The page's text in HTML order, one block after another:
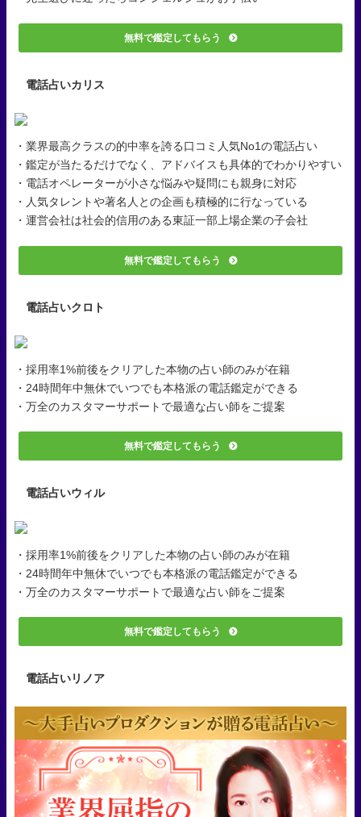
無料で鑑定してもらう
電話占いカリス
・業界最高クラスの的中率を誇る口コミ人気No1の電話占い
・鑑定が当たるだけでなく、アドバイスも具体的でわかりやすい
・電話オペレーターが小さな悩みや疑問にも親身に対応
・人気タレントや著名人との企画も積極的に行なっている
・運営会社は社会的信用のある東証一部上場企業の子会社
無料で鑑定してもらう
電話占いクロト
・採用率1%前後をクリアした本物の占い師のみが在籍
・24時間年中無休でいつでも本格派の電話鑑定ができる
・万全のカスタマーサポートで最適な占い師をご提案
無料で鑑定してもらう
電話占いウィル
・採用率1%前後をクリアした本物の占い師のみが在籍
・24時間年中無休でいつでも本格派の電話鑑定ができる
・万全のカスタマーサポートで最適な占い師をご提案
無料で鑑定してもらう
電話占いリノア